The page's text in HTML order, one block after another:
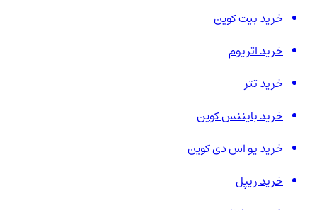
خرید بیت کوین
خرید اتریوم
خرید تتر
خرید بایننس کوین
خرید یو اس دی کوین
خرید ریپل